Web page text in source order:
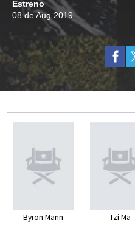
Estreno
08 de Aug 2019
Byron Mann Tzi Ma